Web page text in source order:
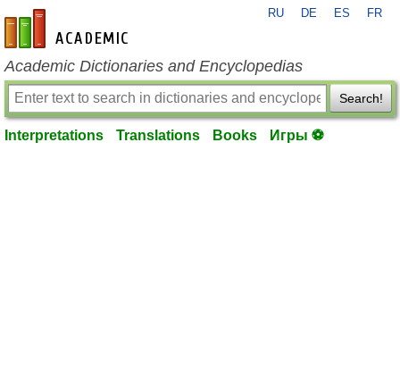
en-academic.com
RU DE ES FR
Academic Dictionaries and Encyclopedias
Search!
Interpretations Translations Books Игры ⚽